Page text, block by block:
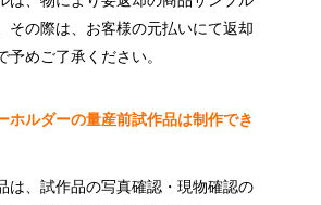
その際は、お客様の元払いにて返却
予めご了承ください。
ホルダーの量産前試作品は制作でき
は、試作品の写真確認・現物確認の